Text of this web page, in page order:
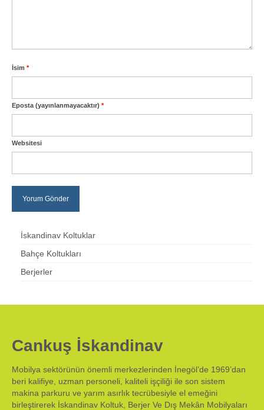
İsim *
Eposta (yayınlanmayacaktır) *
Websitesi
İskandinav Koltuklar
Bahçe Koltukları
Berjerler
Cankuş İskandinav
Mobilya sektörünün önemli merkezlerinden İnegöl’de 1969’dan
beri kalifiye, uzman personeli, kaliteli işçiliği ile son sistem
makina parkuru ve yarım asırlık tecrübesiyle el emeğini
birleştirerek İskandinav Koltuk, Berjer Ve Dış Mekân Mobilyaları